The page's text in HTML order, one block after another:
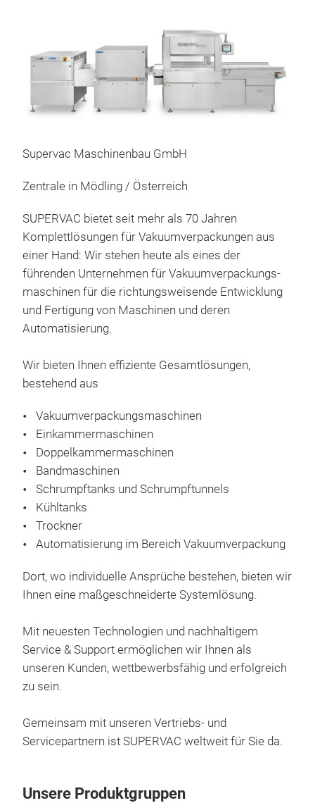
Supervac Maschinenbau GmbH
Zentrale in Mödling / Österreich
SUPERVAC bietet seit mehr als 70 Jahren
Komplettlösungen für Vakuumverpackungen aus
einer Hand: Wir stehen heute als eines der
führenden Unternehmen für Vakuumverpackungs-
maschinen für die richtungsweisende Entwicklung
und Fertigung von Maschinen und deren
Automatisierung.
Wir bieten Ihnen effiziente Gesamtlösungen,
bestehend aus
Vakuumverpackungsmaschinen
Einkammermaschinen
Doppelkammermaschinen
Bandmaschinen
Schrumpftanks und Schrumpftunnels
Kühltanks
Trockner
Automatisierung im Bereich Vakuumverpackung
Dort, wo individuelle Ansprüche bestehen, bieten wir
Ihnen eine maßgeschneiderte Systemlösung.
Mit neuesten Technologien und nachhaltigem
Service & Support ermöglichen wir Ihnen als
unseren Kunden, wettbewerbsfähig und erfolgreich
zu sein.
Gemeinsam mit unseren Vertriebs- und
Servicepartnern ist SUPERVAC weltweit für Sie da.
Unsere Produktgruppen